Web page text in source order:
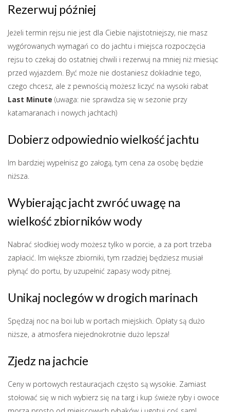
Rezerwuj później
Jeżeli termin rejsu nie jest dla Ciebie najistotniejszy, nie masz
wygórowanych wymagań co do jachtu i miejsca rozpoczęcia
rejsu to czekaj do ostatniej chwili i rezerwuj na mniej niż miesiąc
przed wyjazdem. Być może nie dostaniesz dokładnie tego,
czego chcesz, ale z pewnością możesz liczyć na wysoki rabat
Last Minute (uwaga: nie sprawdza się w sezonie przy
katamaranach i nowych jachtach)
Dobierz odpowiednio wielkość jachtu
Im bardziej wypełnisz go załogą, tym cena za osobę będzie
niższa.
Wybierając jacht zwróć uwagę na
wielkość zbiorników wody
Nabrać słodkiej wody możesz tylko w porcie, a za port trzeba
zapłacić. Im większe zbiorniki, tym rzadziej będziesz musiał
płynąć do portu, by uzupełnić zapasy wody pitnej.
Unikaj noclegów w drogich marinach
Spędzaj noc na boi lub w portach miejskich. Opłaty są dużo
niższe, a atmosfera niejednokrotnie dużo lepsza!
Zjedz na jachcie
Ceny w portowych restauracjach często są wysokie. Zamiast
stołować się w nich wybierz się na targ i kup świeże ryby i owoce